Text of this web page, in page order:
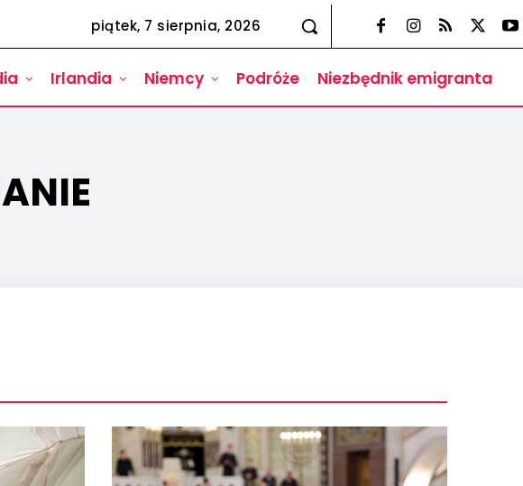
piątek, 7 sierpnia, 2026
Irlandia Niemcy Podróże Niezbędnik emigranta